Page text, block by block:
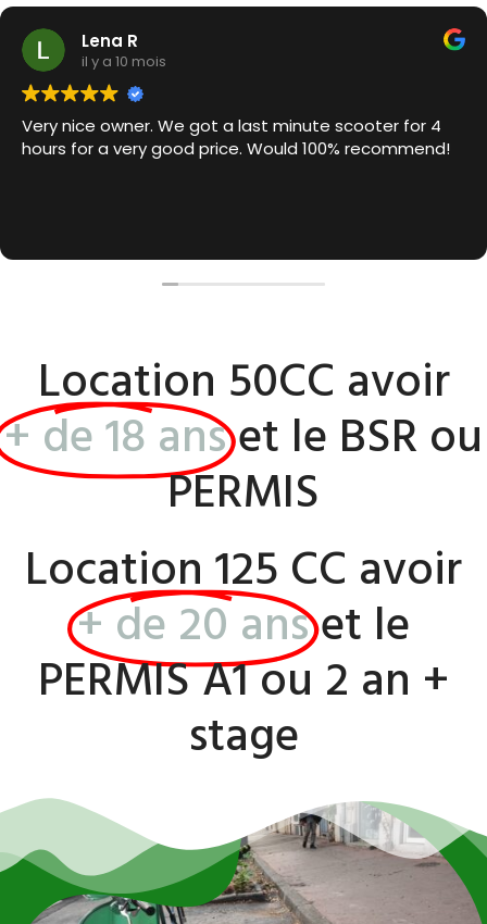
Lena R
il y a 10 mois
Very nice owner. We got a last minute scooter for 4
hours for a very good price. Would 100% recommend!
Location 50CC avoir
+ de 18 anset le BSR ou
PERMIS
Location 125 CC avoir
+ de 20 anset le
PERMIS A1 ou 2 an +
stage